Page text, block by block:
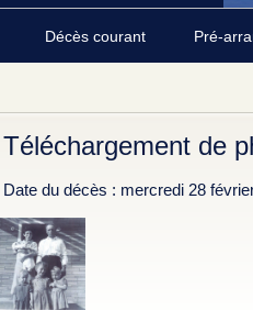
Décès courant Pré-
Téléchargement de
Date du décès : mercredi 28